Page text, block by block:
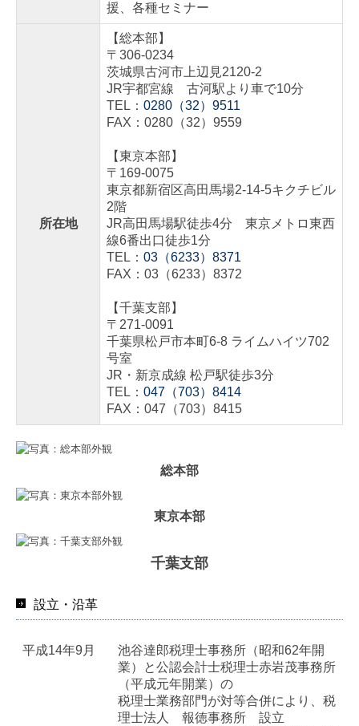
TKCシステムのご紹介
TKCシステムQ&A
援、各種セミナー
所在地
【総本部】
〒306-0234
茨城県古河市上辺見2120-2
JR宇都宮線 古河駅より車で10分
TEL： 0280（32）9511
FAX：0280（32）9559
【東京本部】
〒169-0075
東京都新宿区高田馬場2-14-5キクチビル
2階
JR高田馬場駅徒歩4分 東京メトロ東西
線6番出口徒歩1分
TEL： 03（6233）8371
FAX：03（6233）8372
【千葉支部】
〒271-0091
千葉県松戸市本町6-8 ライムハイツ702
号室
JR・新京成線 松戸駅徒歩3分
TEL： 047（703）8414
FAX：047（703）8415
総本部
東京本部
千葉支部
設立・沿革
平成14年9月
池谷達郎税理士事務所（昭和62年開
業）と公認会計士税理士赤岩茂事務所
（平成元年開業）の
税理士業務部門が対等合併により、税
理士法人 報徳事務所 設立